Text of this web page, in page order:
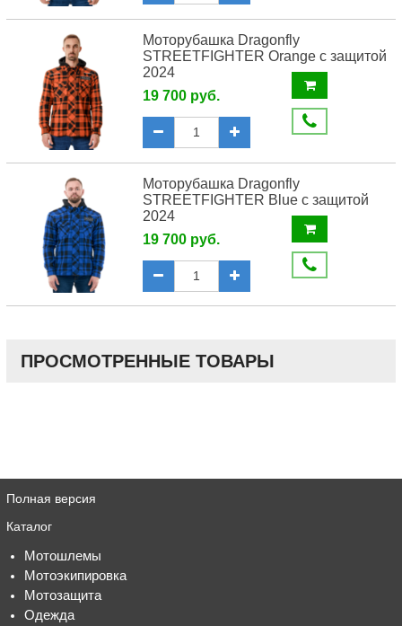
Моторубашка Dragonfly
STREETFIGHTER Orange с защитой
2024
19 700 руб.
Моторубашка Dragonfly
STREETFIGHTER Blue с защитой
2024
19 700 руб.
ПРОСМОТРЕННЫЕ ТОВАРЫ
Полная версия
Каталог
Мотошлемы
Мотоэкипировка
Мотозащита
Одежда